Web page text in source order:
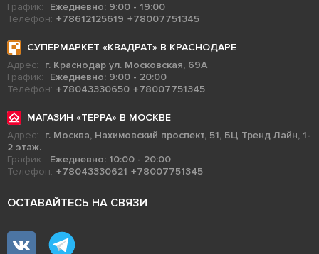
График:
Ежедневно: 9:00 - 19:00
Телефон: +78612125619 +78007751345
СУПЕРМАРКЕТ «КВАДРАТ» В КРАСНОДАРЕ
Адрес:
г. Краснодар ул. Московская, 69А
График:
Ежедневно: 9:00 - 20:00
Телефон: +78043330650 +78007751345
МАГАЗИН «ТЕРРА» В МОСКВЕ
Адрес:
г. Москва, Нахимовский проспект, 51, БЦ Тренд Лайн, 1-
2 этаж.
График:
Ежедневно: 10:00 - 20:00
Телефон: +78043330621 +78007751345
ОСТАВАЙТЕСЬ НА СВЯЗИ